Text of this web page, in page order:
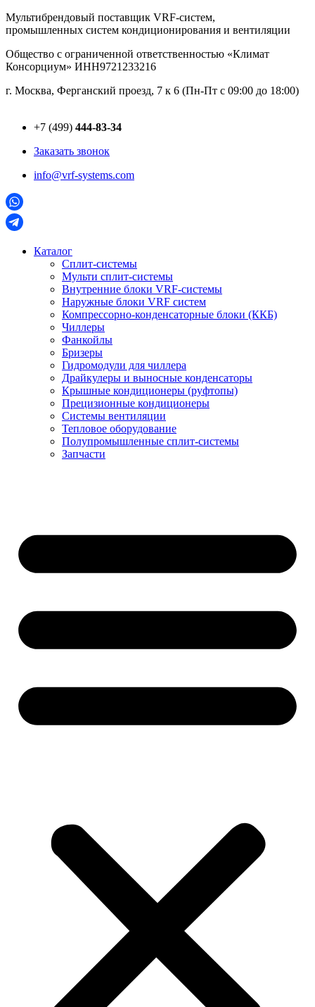
Перейти
к
Мультибрендовый поставщик VRF-cистем,
промышленных систем кондиционирования и вентиляции
Общество с ограниченной ответственностью «Климат
Консорциум» ИНН9721233216
г. Москва, Ферганский проезд, 7 к 6 (Пн-Пт с 09:00 до 18:00)
+7 (499) 444-83-34
Заказать звонок
info@vrf-systems.com
Каталог
Сплит-системы
Мульти сплит-системы
Внутренние блоки VRF-cистемы
Наружные блоки VRF cистем
Компрессорно-конденсаторные блоки (ККБ)
Чиллеры
Фанкойлы
Бризеры
Гидромодули для чиллера
Драйкулеры и выносные конденсаторы
Крышные кондиционеры (руфтопы)
Прецизионные кондиционеры
Системы вентиляции
Тепловое оборудование
Полупромышленные сплит-системы
Запчасти